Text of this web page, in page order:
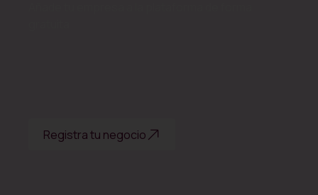
Registra tu negocio